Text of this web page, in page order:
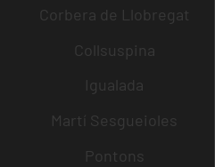
Corbera de Llobregat
Collsuspina
Igualada
Martí Sesgueioles
Pontons